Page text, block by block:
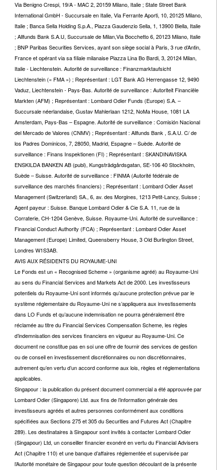
Via Benigno Crespi, 19/A - MAC 2, 20159 Milano, Italie ; State Street Bank
International GmbH - Succursale en Italie, Via Ferrante Aporti, 10, 20125 Milano,
Italie ; Banca Sella Holding S.p.A., Piazza Gaudenzio Sella, 1, 13900 Biella, Italie
; Allfunds Bank S.A.U, Succursale de Milan,Via Bocchetto 6, 20123 Milano, Italie
; BNP Paribas Securities Services, ayant son siège social à Paris, 3 rue d’Antin,
France et opérant via sa filiale milanaise Piazza Lina Bo Bardi, 3, 20124 Milan,
Italie - Liechtenstein. Autorité de surveillance : Finanzmarktaufsicht
Liechtenstein (« FMA ») ; Représentant : LGT Bank AG Herrengasse 12, 9490
Vaduz, Liechtenstein - Pays-Bas. Autorité de surveillance : Autoriteit Financiële
Markten (AFM) ; Représentant : Lombard Odier Funds (Europe) S.A. –
Succursale néerlandaise, Gustav Mahlerlaan 1212, NoMa House, 1081 LA
Amsterdam, Pays-Bas – Espagne. Autorité de surveillance : Comisión Nacional
del Mercado de Valores (CNMV) ; Représentant : Allfunds Bank , S.A.U. C/ de
los Padres Dominicos, 7, 28050, Madrid, Espagne – Suède. Autorité de
surveillance : Finans Inspektionen (FI) ; Représentant : SKANDINAVISKA
ENSKILDA BANKEN AB (publ), Kungsträdgårdsgatan, SE-106 40 Stockholm,
Suède – Suisse. Autorité de surveillance : FINMA (Autorité fédérale de
surveillance des marchés financiers) ; Représentant : Lombard Odier Asset
Management (Switzerland) SA., 6, av. des Morgines, 1213 Petit-Lancy, Suisse ;
Agent payeur : Suisse. Banque Lombard Odier & Cie S.A. 11, rue de la
Corraterie, CH-1204 Genève, Suisse. Royaume-Uni. Autorité de surveillance :
Financial Conduct Authority (FCA) ; Représentant : Lombard Odier Asset
Management (Europe) Limited, Queensberry House, 3 Old Burlington Street,
Londres W1S3AB.
AVIS AUX RÉSIDENTS DU ROYAUME-UNI
Le Fonds est un « Recognised Scheme » (organisme agréé) au Royaume-Uni
au sens du Financial Services and Markets Act de 2000. Les investisseurs
potentiels du Royaume-Uni sont informés qu’aucune protection prévue par le
système réglementaire du Royaume-Uni ne s’appliquera aux investissements
dans LO Funds et qu’aucune indemnisation ne pourra généralement être
réclamée au titre du Financial Services Compensation Scheme, les règles
d’indemnisation des services financiers en vigueur au Royaume-Uni. Ce
document ne constitue pas en soi une offre de fournir des services de gestion
ou de conseil en investissement discrétionnaires ou non discrétionnaires,
autrement qu’en vertu d’un accord conforme aux lois, règles et réglementations
applicables.
Singapour : la publication du présent document commercial a été approuvée par
Lombard Odier (Singapore) Ltd. aux fins de l’information générale des
investisseurs agréés et autres personnes conformément aux conditions
spécifiées aux Sections 275 et 305 du Securities and Futures Act (Chapitre
289). Les destinataires à Singapour sont invités à contacter Lombard Odier
(Singapour) Ltd, un conseiller financier exonéré en vertu du Financial Advisers
Act (Chapitre 110) et une banque d’affaires réglementée et supervisée par
l’Autorité monétaire de Singapour pour toute question découlant de la présente